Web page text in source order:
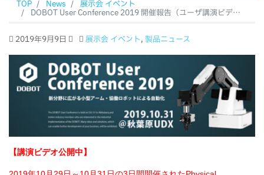
TOP News 展示会 イベント
DOBOT User Conference 2019 開催報告（ユーザ講演ビデオ公開中）
2019年9月9日 展示会 イベント, 製品ニュース
【講演ビデオ公開中】